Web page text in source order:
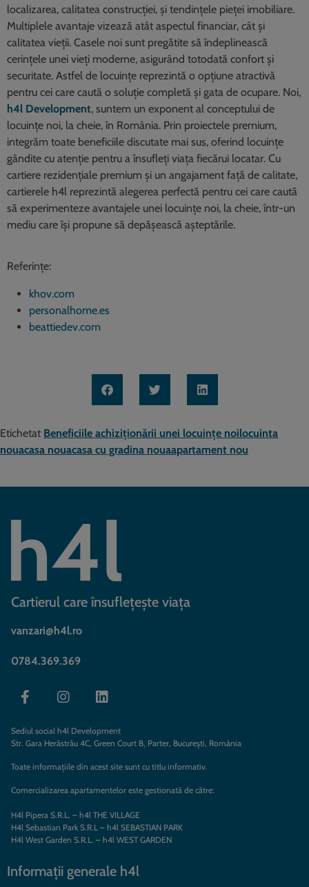
localizarea, calitatea construcției, și tendințele pieței imobiliare.
Multiplele avantaje vizează atât aspectul financiar, cât și
calitatea vieții. Casele noi sunt pregătite să îndeplinească
cerințele unei vieți moderne, asigurând totodată confort și
securitate. Astfel de locuințe reprezintă o opțiune atractivă
pentru cei care caută o soluție completă și gata de ocupare. Noi,
h4l Development, suntem un exponent al conceptului de
locuințe noi, la cheie, în România. Prin proiectele premium,
integrăm toate beneficiile discutate mai sus, oferind locuințe
gândite cu atenție pentru a însufleți viața fiecărui locatar. Cu
cartiere rezidențiale premium și un angajament față de calitate,
cartierele h4l reprezintă alegerea perfectă pentru cei care caută
să experimenteze avantajele unei locuințe noi, la cheie, într-un
mediu care își propune să depășească așteptările.
Referințe:
khov.com
personalhome.es
beattiedev.com
Etichetat Beneficiile achiziționării unei locuințe noilocuinta
nouacasa nouacasa cu gradina nouaapartament nou
Cartierul care însuflețește viața
vanzari@h4l.ro
0784.369.369
Sediul social h4l Development
Str. Gara Herăstrău 4C, Green Court B, Parter, București, România
Toate informațiile din acest site sunt cu titlu informativ.
Comercializarea apartamentelor este gestionată de către:
H4l Pipera S.R.L. – h4l THE VILLAGE
H4l Sebastian Park S.R.L – h4l SEBASTIAN PARK
H4l West Garden S.R.L. – h4l WEST GARDEN
Informații generale h4l